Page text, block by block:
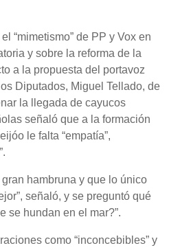
“mimetismo” de PP y Vox en
y sobre la reforma de la
a la propuesta del portavoz
Diputados, Miguel Tellado, de
la llegada de cayucos
señaló que a la formación
le falta “empatía”,
hambruna y que lo único
señaló, y se preguntó qué
se hundan en el mar?”.
como “inconcebibles” y